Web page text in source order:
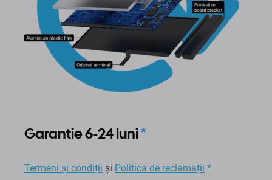
Garantie 6-24 luni*
Termeni și condiții și Politica de reclamații *